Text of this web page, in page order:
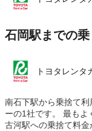
石岡駅までの
トヨタレンタ
南石下駅から乗捨て
ーの1社です。 最もよ
古河駅への乗捨て料